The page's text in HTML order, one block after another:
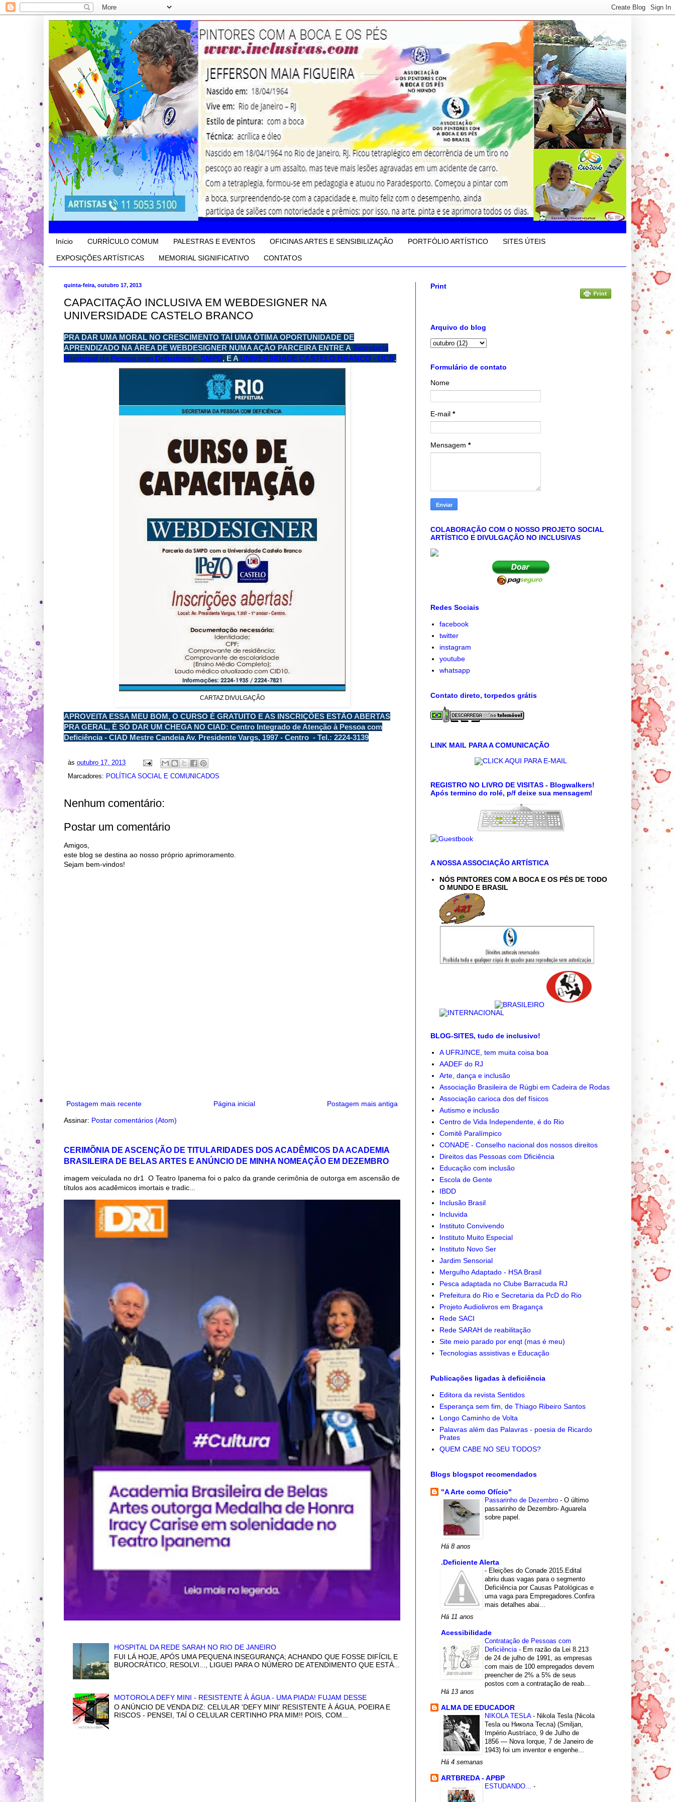
Início CURRÍCULO COMUM PALESTRAS E EVENTOS OFICINAS ARTES E SENSIBILIZAÇÃO PORTFÓLIO ARTÍSTICO SITES ÚTEIS
EXPOSIÇÕES ARTÍSTICAS MEMORIAL SIGNIFICATIVO CONTATOS
quinta-feira, outubro 17, 2013
CAPACITAÇÃO INCLUSIVA EM WEBDESIGNER NA
UNIVERSIDADE CASTELO BRANCO
PRA DAR UMA MORAL NO CRESCIMENTO TAÍ UMA ÓTIMA OPORTUNIDADE DE
APRENDIZADO NA ÁREA DE WEBDESIGNER NUMA AÇÃO PARCEIRA ENTRE A Secretaria
Municipal da Pessoa com Deficiência - SMPD, E A UNIVERSIDADE CASTELO BRANCO - UCB.
CARTAZ DIVULGAÇÃO
APROVEITA ESSA MEU BOM, O CURSO É GRATUITO E AS INSCRIÇÕES ESTÃO ABERTAS
PRA GERAL, É SÓ DAR UM CHEGA NO CIAD: Centro Integrado de Atenção à Pessoa com
Deficiência - CIAD Mestre Candeia Av. Presidente Vargs, 1997 - Centro - Tel.: 2224-3139
às outubro 17, 2013
Marcadores: POLÍTICA SOCIAL E COMUNICADOS
Nenhum comentário:
Postar um comentário
Amigos,
este blog se destina ao nosso próprio aprimoramento.
Sejam bem-vindos!
Postagem mais recente Postagem mais antiga
Página inicial
Assinar: Postar comentários (Atom)
CERIMÕNIA DE ASCENÇÃO DE TITULARIDADES DOS ACADÊMICOS DA ACADEMIA
BRASILEIRA DE BELAS ARTES E ANÚNCIO DE MINHA NOMEAÇÃO EM DEZEMBRO
imagem veiculada no dr1 O Teatro Ipanema foi o palco da grande cerimônia de outorga em ascensão de
títulos aos acadêmicos imortais e tradic...
HOSPITAL DA REDE SARAH NO RIO DE JANEIRO
FUI LÁ HOJE, APÓS UMA PEQUENA INSEGURANÇA; ACHANDO QUE FOSSE DIFÍCIL E
BUROCRÁTICO, RESOLVI..., LIGUEI PARA O NÚMERO DE ATENDIMENTO QUE ESTÁ...
MOTOROLA DEFY MINI - RESISTENTE À ÁGUA - UMA PIADA! FUJAM DESSE
O ANÚNCIO DE VENDA DIZ: CELULAR 'DEFY MINI' RESISTENTE À ÁGUA, POEIRA E
RISCOS - PENSEI, TAÍ O CELULAR CERTINHO PRA MIM!! POIS, COM...
Print
Arquivo do blog
Formulário de contato
Nome
E-mail *
Mensagem *
COLABORAÇÃO COM O NOSSO PROJETO SOCIAL
ARTÍSTICO E DIVULGAÇÃO NO INCLUSIVAS
Redes Sociais
facebook
twitter
instagram
youtube
whatsapp
Contato direto, torpedos grátis
LINK MAIL PARA A COMUNICAÇÃO
CLICK AQUI PARA E-MAIL
REGISTRO NO LIVRO DE VISITAS - Blogwalkers!
Após termino do rolé, p/f deixe sua mensagem!
A NOSSA ASSOCIAÇÃO ARTÍSTICA
NÓS PINTORES COM A BOCA E OS PÉS DE TODO
O MUNDO E BRASIL
BLOG-SITES, tudo de inclusivo!
A UFRJ/NCE, tem muita coisa boa
AADEF do RJ
Arte, dança e inclusão
Associação Brasileira de Rúgbi em Cadeira de Rodas
Associação carioca dos def físicos
Autismo e inclusão
Centro de Vida Independente, é do Rio
Comitê Paralímpico
CONADE - Conselho nacional dos nossos direitos
Direitos das Pessoas com Dficiência
Educação com inclusão
Escola de Gente
IBDD
Inclusão Brasil
Incluvida
Instituto Convivendo
Instituto Muito Especial
Instituto Novo Ser
Jardim Sensorial
Mergulho Adaptado - HSA Brasil
Pesca adaptada no Clube Barracuda RJ
Prefeitura do Rio e Secretaria da PcD do Rio
Projeto Audiolivros em Bragança
Rede SACI
Rede SARAH de reabilitação
Site meio parado por enqt (mas é meu)
Tecnologias assistivas e Educação
Publicações ligadas à deficiência
Editora da revista Sentidos
Esperança sem fim, de Thiago Ribeiro Santos
Longo Caminho de Volta
Palavras além das Palavras - poesia de Ricardo
Prates
QUEM CABE NO SEU TODOS?
Blogs blogspot recomendados
"A Arte como Ofício"
Passarinho de Dezembro - O último
passarinho de Dezembro- Aguarela
sobre papel.
Há 8 anos
.Deficiente Alerta
- Eleições do Conade 2015.Edital
abriu duas vagas para o segmento
Deficiência por Causas Patológicas e
uma vaga para Empregadores.Confira
mais detalhes abai...
Há 11 anos
Acessibilidade
Contratação de Pessoas com
Deficiência - Em razão da Lei 8.213
de 24 de julho de 1991, as empresas
com mais de 100 empregados devem
preencher de 2% a 5% de seus
postos com a contratação de reab...
Há 13 anos
ALMA DE EDUCADOR
NIKOLA TESLA - Nikola Tesla (Nicola
Tesla ou Никола Тесла) (Smiljan,
Império Austríaco, 9 de Julho de
1856 — Nova Iorque, 7 de Janeiro de
1943) foi um inventor e engenhe...
Há 4 semanas
ARTBREDA - APBP
ESTUDANDO... -